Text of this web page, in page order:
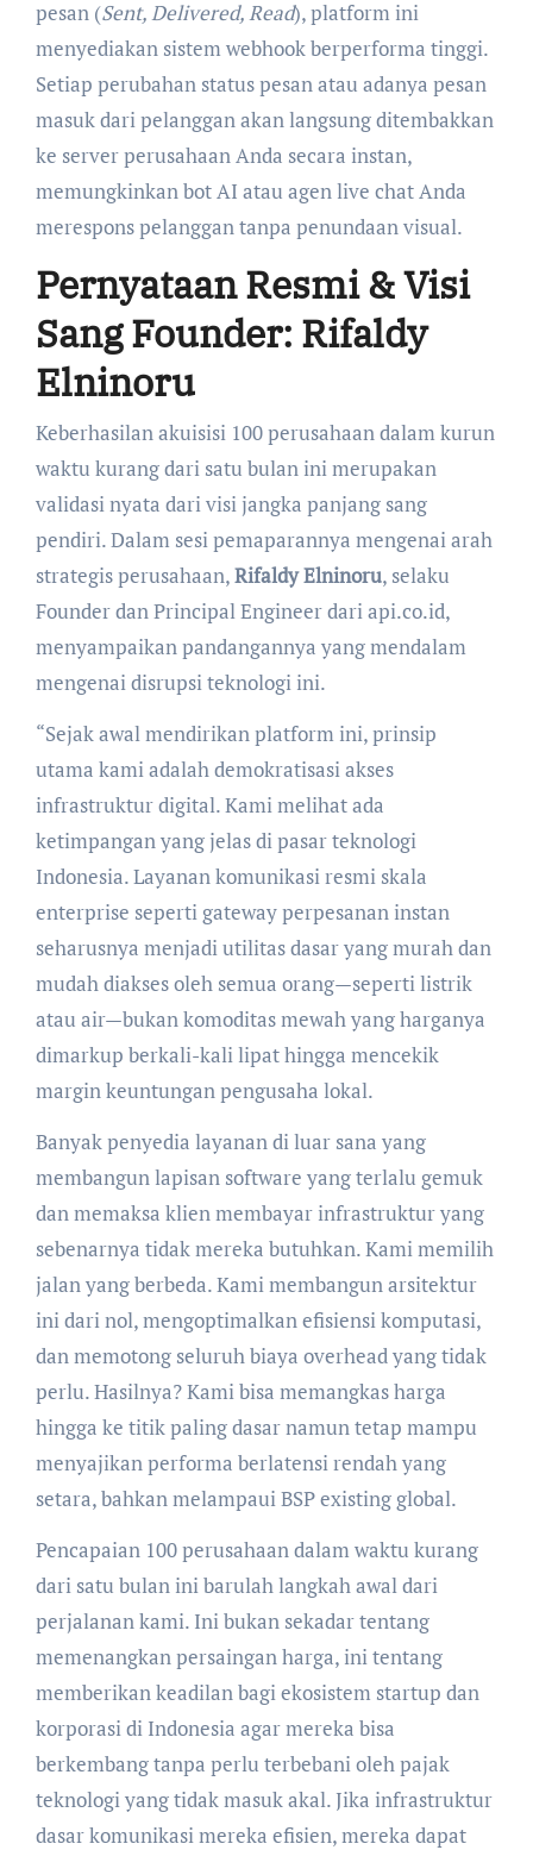
pesan (Sent, Delivered, Read), platform ini
menyediakan sistem webhook berperforma tinggi.
Setiap perubahan status pesan atau adanya pesan
masuk dari pelanggan akan langsung ditembakkan
ke server perusahaan Anda secara instan,
memungkinkan bot AI atau agen live chat Anda
merespons pelanggan tanpa penundaan visual.
Pernyataan Resmi & Visi
Sang Founder: Rifaldy
Elninoru
Keberhasilan akuisisi 100 perusahaan dalam kurun
waktu kurang dari satu bulan ini merupakan
validasi nyata dari visi jangka panjang sang
pendiri. Dalam sesi pemaparannya mengenai arah
strategis perusahaan,Rifaldy Elninoru, selaku
Founder dan Principal Engineer dari api.co.id,
menyampaikan pandangannya yang mendalam
mengenai disrupsi teknologi ini.
“Sejak awal mendirikan platform ini, prinsip
utama kami adalah demokratisasi akses
infrastruktur digital. Kami melihat ada
ketimpangan yang jelas di pasar teknologi
Indonesia. Layanan komunikasi resmi skala
enterprise seperti gateway perpesanan instan
seharusnya menjadi utilitas dasar yang murah dan
mudah diakses oleh semua orang—seperti listrik
atau air—bukan komoditas mewah yang harganya
dimarkup berkali-kali lipat hingga mencekik
margin keuntungan pengusaha lokal.
Banyak penyedia layanan di luar sana yang
membangun lapisan software yang terlalu gemuk
dan memaksa klien membayar infrastruktur yang
sebenarnya tidak mereka butuhkan. Kami memilih
jalan yang berbeda. Kami membangun arsitektur
ini dari nol, mengoptimalkan efisiensi komputasi,
dan memotong seluruh biaya overhead yang tidak
perlu. Hasilnya? Kami bisa memangkas harga
hingga ke titik paling dasar namun tetap mampu
menyajikan performa berlatensi rendah yang
setara, bahkan melampaui BSP existing global.
Pencapaian 100 perusahaan dalam waktu kurang
dari satu bulan ini barulah langkah awal dari
perjalanan kami. Ini bukan sekadar tentang
memenangkan persaingan harga, ini tentang
memberikan keadilan bagi ekosistem startup dan
korporasi di Indonesia agar mereka bisa
berkembang tanpa perlu terbebani oleh pajak
teknologi yang tidak masuk akal. Jika infrastruktur
dasar komunikasi mereka efisien, mereka dapat